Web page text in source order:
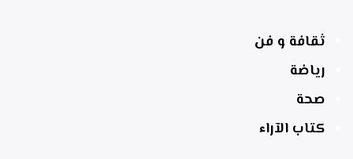
ثقافة و فن
رياضة
صحة
كتاب الآراء